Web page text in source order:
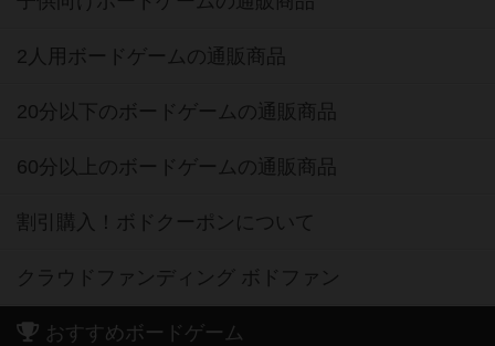
2人用ボードゲームの通販商品
20分以下のボードゲームの通販商品
60分以上のボードゲームの通販商品
割引購入！ボドクーポンについて
クラウドファンディング ボドファン
おすすめボードゲーム